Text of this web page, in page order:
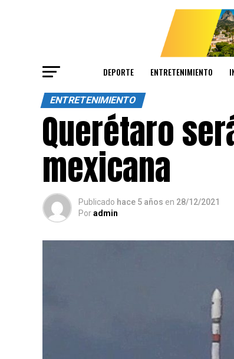
DEPORTE ENTRETENIMIENTO
ENTRETENIMIENTO
Querétaro
mexicana
Publicado hace 5 años en 28/12/2021
Poradmin